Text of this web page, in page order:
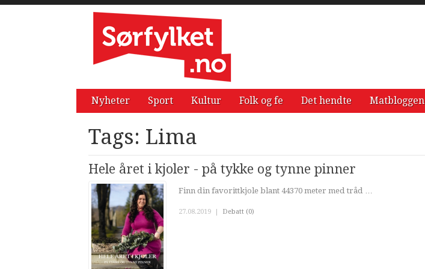
Nyheter Sport Kultur Folk og fe Det hendte Matbloggen
Tags: Lima
Hele året i kjoler - på tykke og tynne pinner
Finn din favorittkjole blant 44370 meter med tråd …
27.08.2019 | Debatt (0)